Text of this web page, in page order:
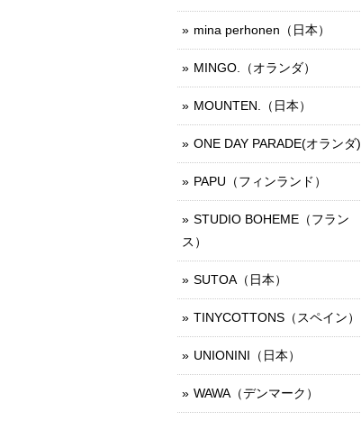
mina perhonen（日本）
MINGO.（オランダ）
MOUNTEN.（日本）
ONE DAY PARADE(オランダ)
PAPU（フィンランド）
STUDIO BOHEME（フラン
ス）
SUTOA（日本）
TINYCOTTONS（スペイン）
UNIONINI（日本）
WAWA（デンマーク）